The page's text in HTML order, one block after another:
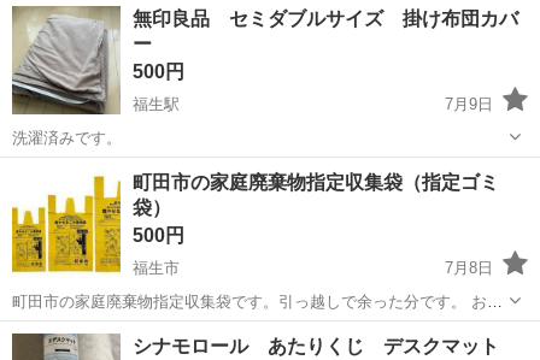
東京 福生市 福生駅 その他 ガラス瓶
無印良品 セミダブルサイズ 掛け布団カバ
ー
500円
福生駅
7月9日
洗濯済みです。
福生駅 その他 掛け布団
町田市の家庭廃棄物指定収集袋（指定ゴミ
袋）
500円
福生市
7月8日
町田市の家庭廃棄物指定収集袋です。引っ越しで余った分です。 おお
よそ900円分です。 燃やせるごみ袋（小袋、10L）×16枚 燃やせるごみ
袋（大袋、40L）×2枚 燃やせないごみ袋（小袋、10L）×10枚 ...
東京 福生市 その他
シナモロール あたりくじ デスクマット